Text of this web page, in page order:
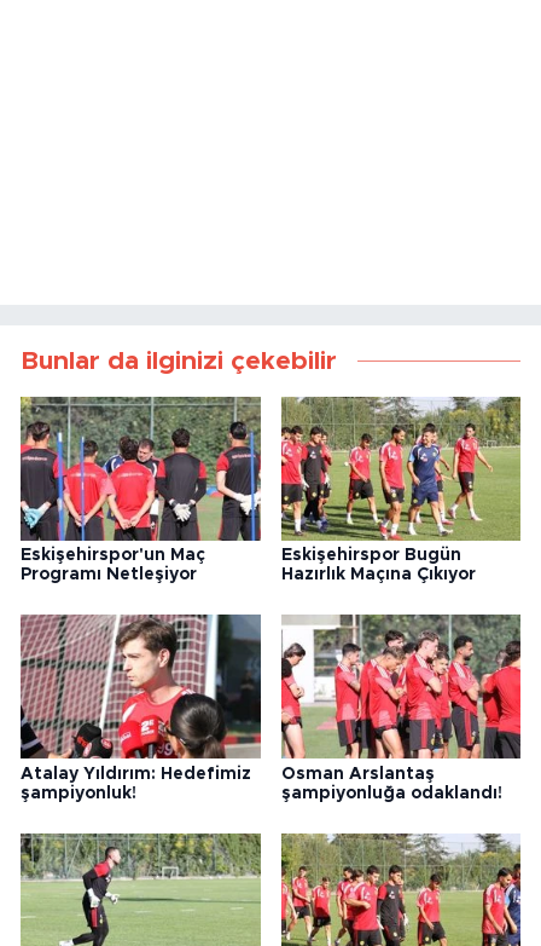
Bunlar da ilginizi çekebilir
Eskişehirspor'un Maç
Programı Netleşiyor
Eskişehirspor Bugün
Hazırlık Maçına Çıkıyor
Atalay Yıldırım: Hedefimiz
şampiyonluk!
Osman Arslantaş
şampiyonluğa odaklandı!